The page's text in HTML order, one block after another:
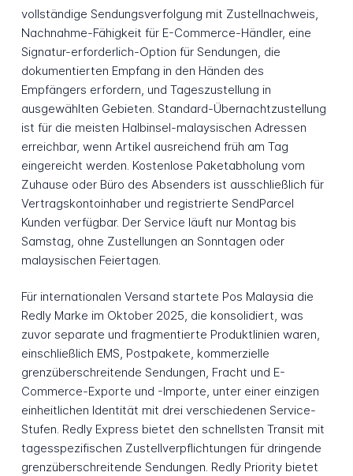
vollständige Sendungsverfolgung mit Zustellnachweis,
Nachnahme-Fähigkeit für E-Commerce-Händler, eine
Signatur-erforderlich-Option für Sendungen, die
dokumentierten Empfang in den Händen des
Empfängers erfordern, und Tageszustellung in
ausgewählten Gebieten. Standard-Übernachtzustellung
ist für die meisten Halbinsel-malaysischen Adressen
erreichbar, wenn Artikel ausreichend früh am Tag
eingereicht werden. Kostenlose Paketabholung vom
Zuhause oder Büro des Absenders ist ausschließlich für
Vertragskontoinhaber und registrierte SendParcel
Kunden verfügbar. Der Service läuft nur Montag bis
Samstag, ohne Zustellungen an Sonntagen oder
malaysischen Feiertagen.
Für internationalen Versand startete Pos Malaysia die
Redly Marke im Oktober 2025, die konsolidiert, was
zuvor separate und fragmentierte Produktlinien waren,
einschließlich EMS, Postpakete, kommerzielle
grenzüberschreitende Sendungen, Fracht und E-
Commerce-Exporte und -Importe, unter einer einzigen
einheitlichen Identität mit drei verschiedenen Service-
Stufen. Redly Express bietet den schnellsten Transit mit
tagesspezifischen Zustellverpflichtungen für dringende
grenzüberschreitende Sendungen. Redly Priority bietet